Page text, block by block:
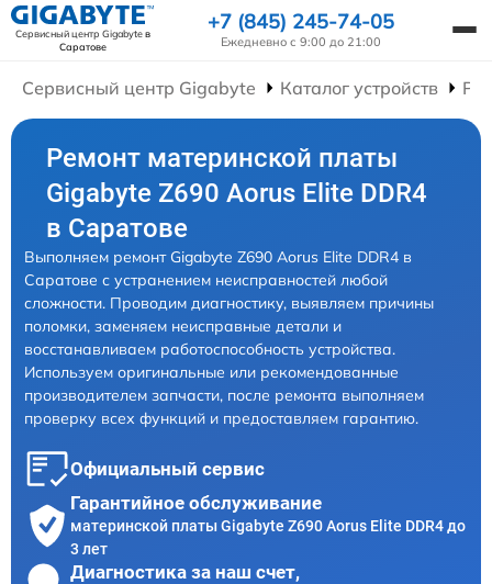
Сервисный центр Gigabyteв
Саратове
+7 (845) 245-74-05
Ежедневно с 9:00 до 21:00
Сервисный центр Gigabyte Каталог устройств
Ремонт материнской платы
Gigabyte Z690 Aorus Elite DDR4
в Саратове
Выполняем ремонт Gigabyte Z690 Aorus Elite DDR4 в
Саратове с устранением неисправностей любой
сложности. Проводим диагностику, выявляем причины
поломки, заменяем неисправные детали и
восстанавливаем работоспособность устройства.
Используем оригинальные или рекомендованные
производителем запчасти, после ремонта выполняем
проверку всех функций и предоставляем гарантию.
Официальный сервис
Гарантийное обслуживание
материнской платы Gigabyte Z690 Aorus Elite DDR4 до
3 лет
Диагностика за наш счет,